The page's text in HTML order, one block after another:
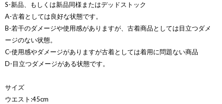
S-新品、もしくは新品同様またはデッドストック
A-古着としては良好な状態です。
B-若干のダメージや使用感がありますが、古着商品としては目立つダメ
ージのない状態。
C-使用感やダメージがありますが古着としては着用に問題ない商品
D-目立つダメージがある状態です。
サイズ
ウエスト:45cm